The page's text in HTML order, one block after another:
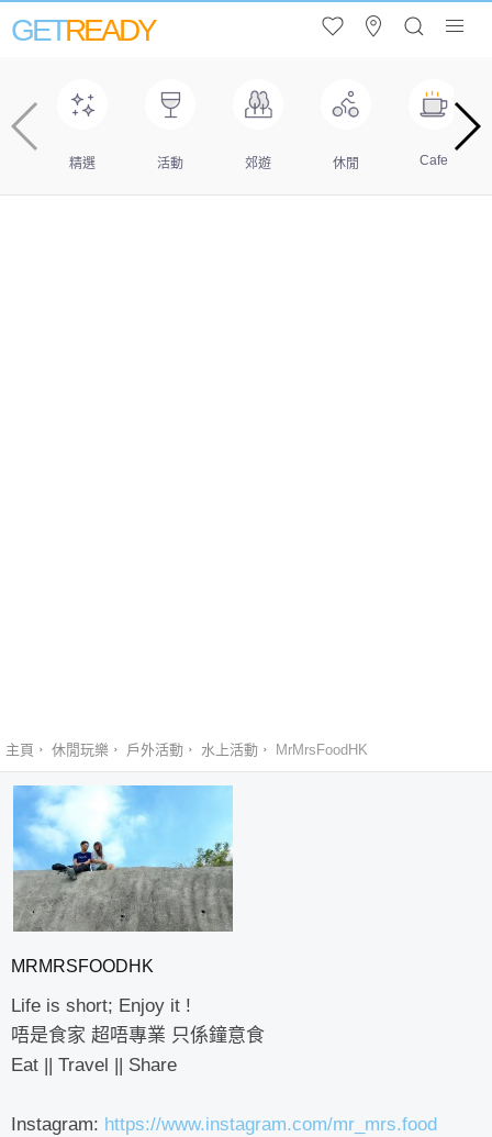
GETREADY
精選 活動 郊遊 休閒 Cafe
主頁 休閒玩樂 戶外活動 水上活動 MrMrsFoodHK
MRMRSFOODHK
Life is short; Enjoy it !
唔是食家 超唔專業 只係鐘意食
Eat || Travel || Share
Instagram: https://www.instagram.com/mr_mrs.food